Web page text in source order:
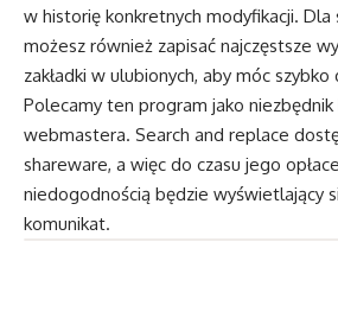
w historię konkretnych modyfikacji.
możesz również zapisać najczęstsze
zakładki w ulubionych, aby móc szybko
Polecamy ten program jako niezbędnik
webmastera. Search and replace
shareware, a więc do czasu jego
niedogodnością będzie wyświetlający
komunikat.